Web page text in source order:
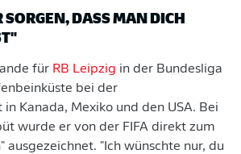
DASS MAN DICH
für RB Leipzig in der Bundesliga
bei der
Kanada, Mexiko und den USA. Bei
wurde er von der FIFA direkt zum
ausgezeichnet. "Ich wünschte nur, du